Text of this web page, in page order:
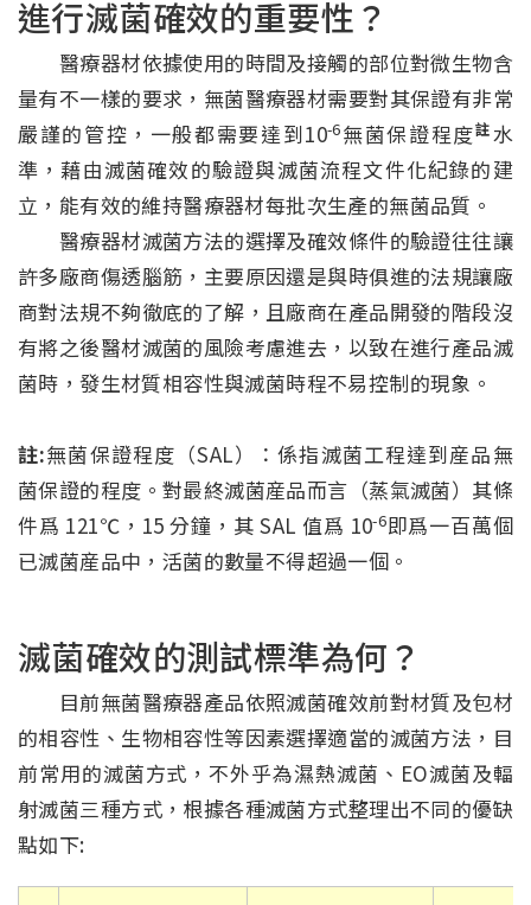
進行滅菌確效的重要性？
醫療器材依據使用的時間及接觸的部位對微生物含
量有不一樣的要求，無菌醫療器材需要對其保證有非常
嚴謹的管控，一般都需要達到10-6無菌保證程度註水
準，藉由滅菌確效的驗證與滅菌流程文件化紀錄的建
立，能有效的維持醫療器材每批次生產的無菌品質。
醫療器材滅菌方法的選擇及確效條件的驗證往往讓
許多廠商傷透腦筋，主要原因還是與時俱進的法規讓廠
商對法規不夠徹底的了解，且廠商在產品開發的階段沒
有將之後醫材滅菌的風險考慮進去，以致在進行產品滅
菌時，發生材質相容性與滅菌時程不易控制的現象。
註:無菌保證程度（SAL）：係指滅菌工程達到産品無
菌保證的程度。對最終滅菌産品而言（蒸氣滅菌）其條
件爲 121℃，15 分鐘，其 SAL 值爲 10-6即爲一百萬個
已滅菌産品中，活菌的數量不得超過一個。
滅菌確效的測試標準為何？
目前無菌醫療器產品依照滅菌確效前對材質及包材
的相容性、生物相容性等因素選擇適當的滅菌方法，目
前常用的滅菌方式，不外乎為濕熱滅菌、EO滅菌及輻
射滅菌三種方式，根據各種滅菌方式整理出不同的優缺
點如下: